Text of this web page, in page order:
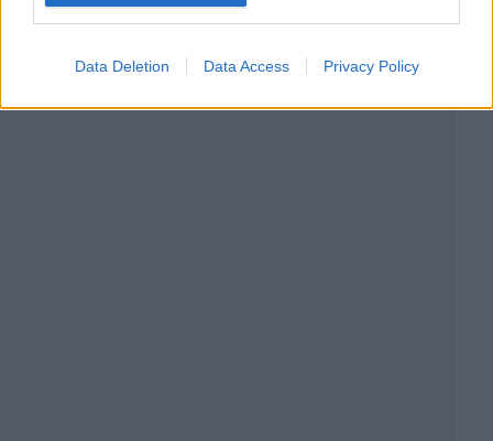
Data Deletion Data Access Privacy Policy